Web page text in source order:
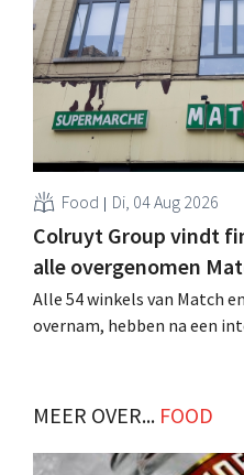
klanten. .
Food Di, 04 Aug 2026
Colruyt Group vindt
alle overgenomen
Alle 54 winkels van Match
overnam, hebben na een
.MEER OVER... FOOD